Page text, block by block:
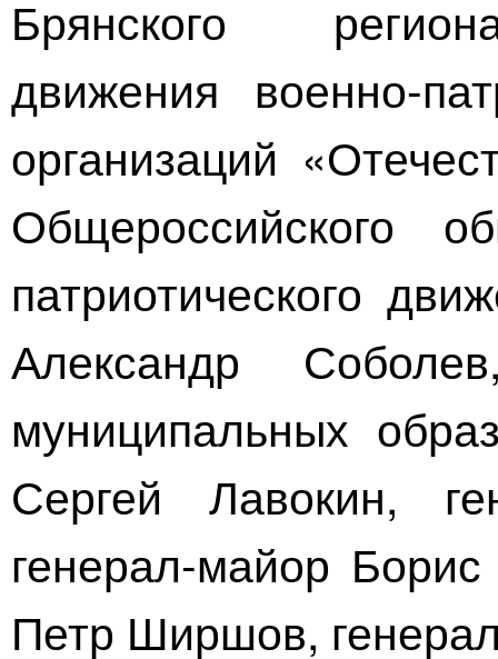
Брянского
движения военно-
организаций
Общероссийского
патриотического
Александр
муниципальных
Сергей Лавокин,
генерал-майор
Петр Ширшов,